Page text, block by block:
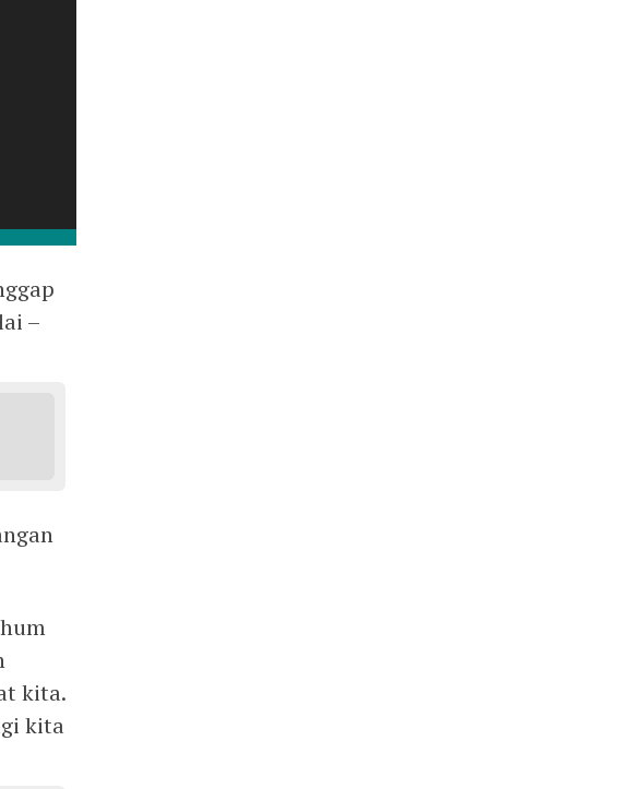
–
kita.
kita